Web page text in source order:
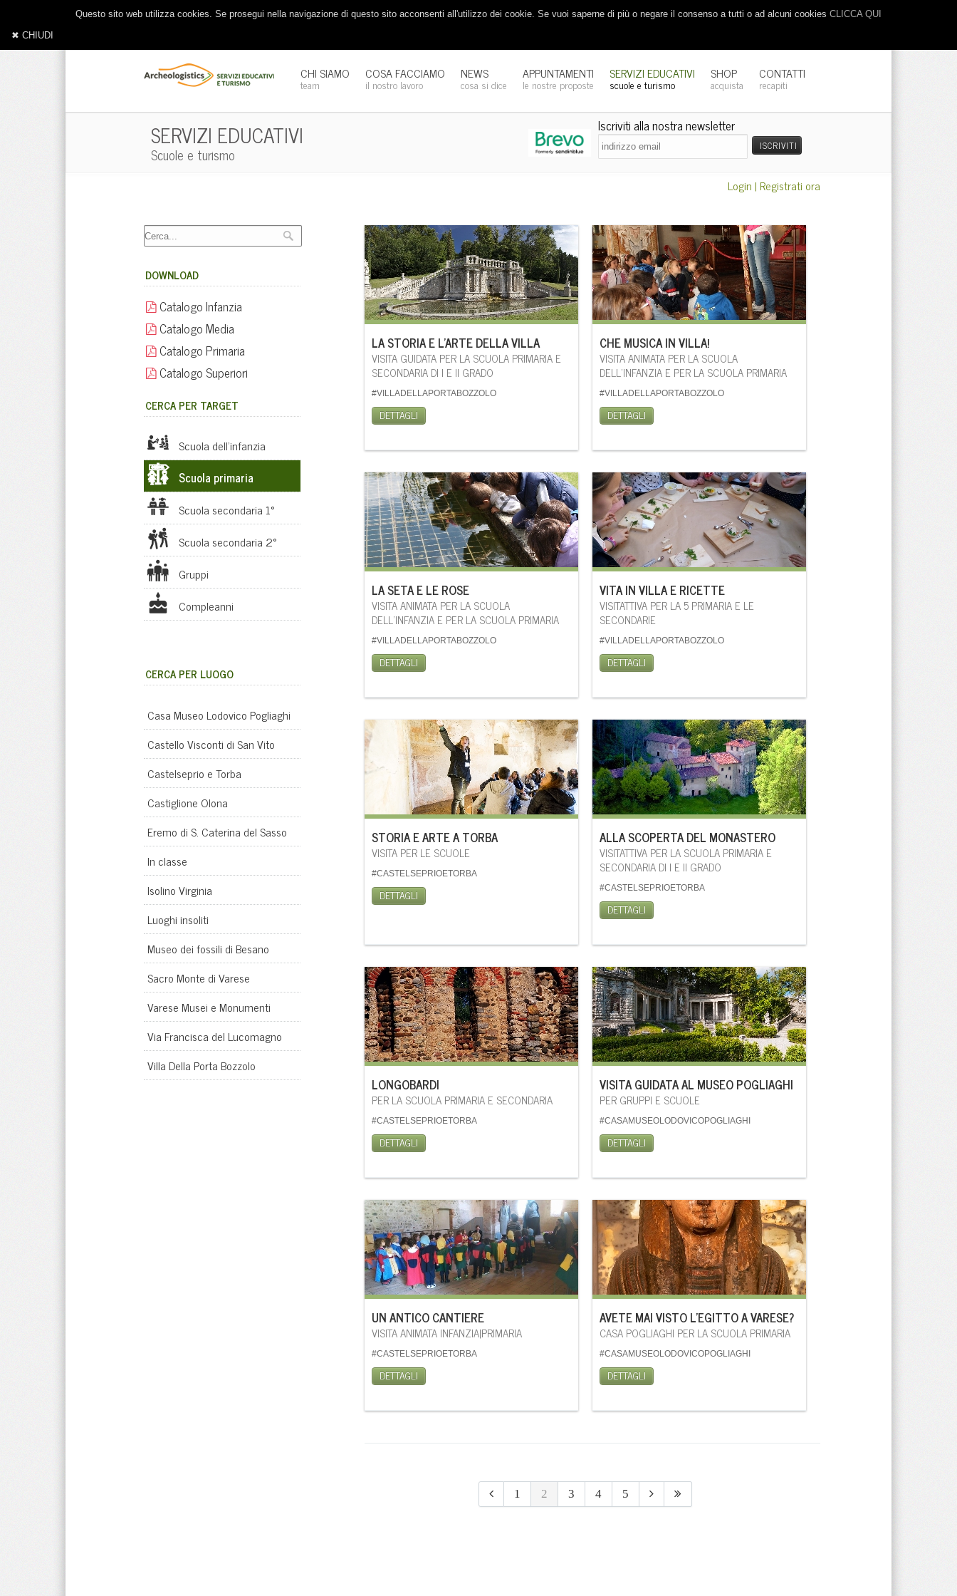
CHI SIAMO
team
COSA FACCIAMO
il nostro lavoro
NEWS
cosa si dice
APPUNTAMENTI
le nostre proposte
SERVIZI EDUCATIVI
scuole e turismo
SHOP
acquista
CONTATTI
recapiti
SERVIZI EDUCATIVI
Scuole e turismo
Iscriviti alla nostra newsletter
Login|Registrati ora
DOWNLOAD
Catalogo Infanzia
Catalogo Media
Catalogo Primaria
Catalogo Superiori
CERCA PER TARGET
Scuola dell'infanzia
Scuola primaria
Scuola secondaria 1°
Scuola secondaria 2°
Gruppi
Compleanni
CERCA PER LUOGO
Casa Museo Lodovico Pogliaghi
Castello Visconti di San Vito
Castelseprio e Torba
Castiglione Olona
Eremo di S. Caterina del Sasso
In classe
Isolino Virginia
Luoghi insoliti
Museo dei fossili di Besano
Sacro Monte di Varese
Varese Musei e Monumenti
Via Francisca del Lucomagno
Villa Della Porta Bozzolo
LA STORIA E L’ARTE DELLA VILLA
VISITA GUIDATA PER LA SCUOLA PRIMARIA E
SECONDARIA DI I E II GRADO
#VILLADELLAPORTABOZZOLO
DETTAGLI
CHE MUSICA IN VILLA!
VISITA ANIMATA PER LA SCUOLA
DELL’INFANZIA E PER LA SCUOLA PRIMARIA
#VILLADELLAPORTABOZZOLO
DETTAGLI
LA SETA E LE ROSE
VISITA ANIMATA PER LA SCUOLA
DELL’INFANZIA E PER LA SCUOLA PRIMARIA
#VILLADELLAPORTABOZZOLO
DETTAGLI
VITA IN VILLA E RICETTE
VISITATTIVA PER LA 5 PRIMARIA E LE
SECONDARIE
#VILLADELLAPORTABOZZOLO
DETTAGLI
STORIA E ARTE A TORBA
VISITA PER LE SCUOLE
#CASTELSEPRIOETORBA
DETTAGLI
ALLA SCOPERTA DEL MONASTERO
VISITATTIVA PER LA SCUOLA PRIMARIA E
SECONDARIA DI I E II GRADO
#CASTELSEPRIOETORBA
DETTAGLI
LONGOBARDI
PER LA SCUOLA PRIMARIA E SECONDARIA
#CASTELSEPRIOETORBA
DETTAGLI
VISITA GUIDATA AL MUSEO POGLIAGHI
PER GRUPPI E SCUOLE
#CASAMUSEOLODOVICOPOGLIAGHI
DETTAGLI
UN ANTICO CANTIERE
VISITA ANIMATA INFANZIA|PRIMARIA
#CASTELSEPRIOETORBA
DETTAGLI
AVETE MAI VISTO L'EGITTO A VARESE?
CASA POGLIAGHI PER LA SCUOLA PRIMARIA
#CASAMUSEOLODOVICOPOGLIAGHI
DETTAGLI
1 2 3 4 5
Questo sito web utilizza cookies. Se prosegui nella navigazione di questo sito acconsenti all'utilizzo dei cookie. Se vuoi saperne di più o negare il consenso a tutti o ad alcuni cookies CLICCA QUI
✖ CHIUDI